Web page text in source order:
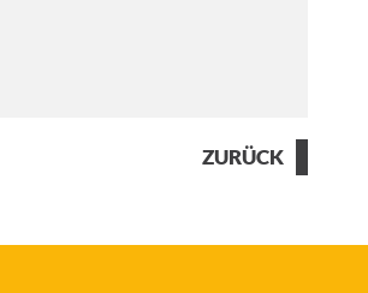
ZURÜCK